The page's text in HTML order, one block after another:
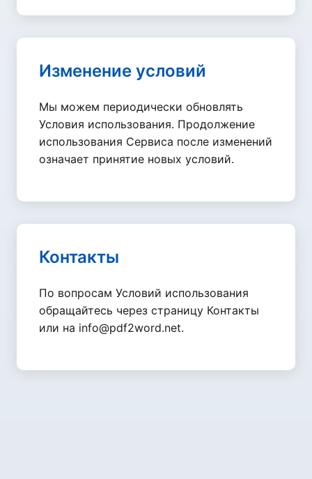
Изменение условий
Мы можем периодически обновлять
Условия использования. Продолжение
использования Сервиса после изменений
означает принятие новых условий.
Контакты
По вопросам Условий использования
обращайтесь через страницу Контакты
или на info@pdf2word.net.